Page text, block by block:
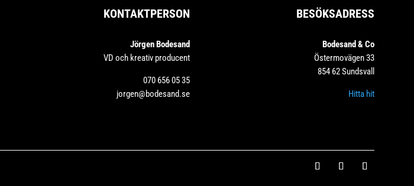
KONTAKTPERSON
Jörgen Bodesand
VD och kreativ producent
070 656 05 35
jorgen@bodesand.se
BESÖKSADRESS
Bodesand & Co
Östermovägen 33
854 62 Sundsvall
Hitta hit